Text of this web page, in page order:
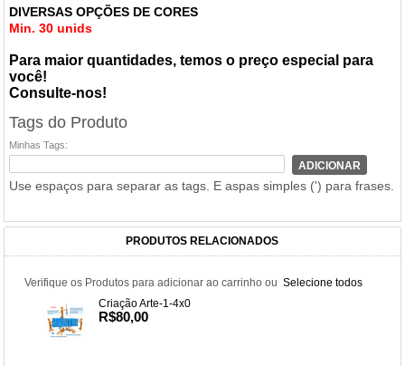
DIVERSAS OPÇÕES DE CORES
Min. 30 unids
Para maiorquantidades, temos o preço especial para
você!
Consulte-nos!
Tags do Produto
Minhas Tags:
ADICIONAR
Use espaços para separar as tags. E aspas simples (') para frases.
PRODUTOS RELACIONADOS
Verifique os Produtos para adicionar ao carrinho ouSelecione todos
Criação Arte-1-4x0
R$80,00